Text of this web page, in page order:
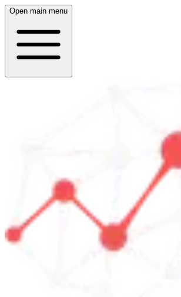
Open main menu